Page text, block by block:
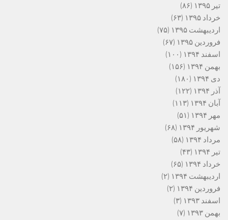
تیر ۱۳۹۵
(۸۶)
خرداد ۱۳۹۵
(۶۳)
اردیبهشت ۱۳۹۵
(۷۵)
فروردین ۱۳۹۵
(۶۷)
اسفند ۱۳۹۴
(۱۰۰)
بهمن ۱۳۹۴
(۱۵۶)
دی ۱۳۹۴
(۱۸۰)
آذر ۱۳۹۴
(۱۲۲)
آبان ۱۳۹۴
(۱۱۳)
مهر ۱۳۹۴
(۵۱)
شهریور ۱۳۹۴
(۶۸)
مرداد ۱۳۹۴
(۵۸)
تیر ۱۳۹۴
(۴۳)
خرداد ۱۳۹۴
(۶۵)
اردیبهشت ۱۳۹۴
(۲)
فروردین ۱۳۹۴
(۲)
اسفند ۱۳۹۳
(۳)
بهمن ۱۳۹۳
(۷)